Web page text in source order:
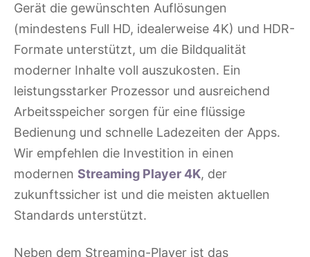
Gerät die gewünschten Auflösungen
(mindestens Full HD, idealerweise 4K) und HDR-
Formate unterstützt, um die Bildqualität
moderner Inhalte voll auszukosten. Ein
leistungsstarker Prozessor und ausreichend
Arbeitsspeicher sorgen für eine flüssige
Bedienung und schnelle Ladezeiten der Apps.
Wir empfehlen die Investition in einen
modernen Streaming Player 4K, der
zukunftssicher ist und die meisten aktuellen
Standards unterstützt.
Neben dem Streaming-Player ist das